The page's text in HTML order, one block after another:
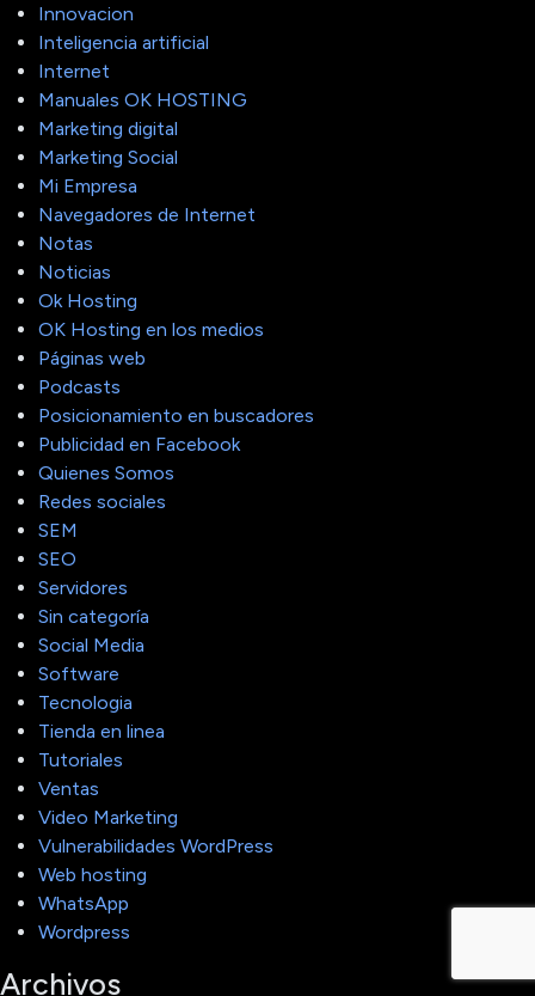
Innovacion
Inteligencia artificial
Internet
Manuales OK HOSTING
Marketing digital
Marketing Social
Mi Empresa
Navegadores de Internet
Notas
Noticias
Ok Hosting
OK Hosting en los medios
Páginas web
Podcasts
Posicionamiento en buscadores
Publicidad en Facebook
Quienes Somos
Redes sociales
SEM
SEO
Servidores
Sin categoría
Social Media
Software
Tecnologia
Tienda en linea
Tutoriales
Ventas
Video Marketing
Vulnerabilidades WordPress
Web hosting
WhatsApp
Wordpress
Archivos